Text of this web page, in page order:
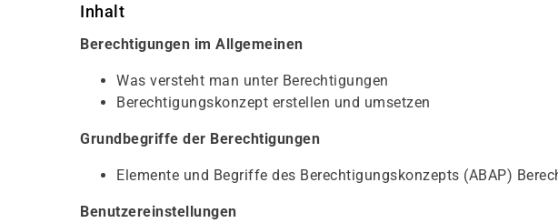
Inhalt
Berechtigungen im Allgemeinen
Was versteht man unter Berechtigungen
Berechtigungskonzept erstellen und umsetzen
Grundbegriffe der Berechtigungen
Elemente und Begriffe des Berechtigungskonzepts (ABAP)
Benutzereinstellungen